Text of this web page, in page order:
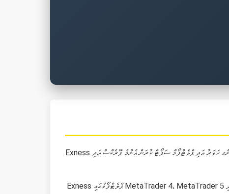
Exness ޓްރޭޑިންގ ހަވަރު އަދި ޕްލެޓްފޯމް ސަޕޯޓް ކުރަން އެންމެ ފޮރެކްސް އަދި CFD ޓްރޭޑިންގ އެއްޗެއްގެ އެކައުންޓް ވަނީ. މިސައްޔަތް ދައްކަން އަލިފުން އަދި ފޮރެކްސް ޕޭރުސް އަދި CFD އިންސްޓްރުމަންޓް ލިބެން ހުރި. މިސްކޮއްފާއި ހިމެނޭ
Exness ޕްލެޓްފޯމްގައި MetaTrader 4، MetaTrader 5 އަދި Exness Trade އެޕްލިކޭޝަން ސަޕޯޓް ކުރަންވެސް މަލްޓި އިންސްޓްރަމެންޓް އެއްޗެއް ހުރި ޓްރޭޑިންގ ކުރެވޭނެ. އެކައުންޓް ޓައިޕްތައް ސްޓޭންޑަރޑް، ރޯ ސްޕްރެޑް،